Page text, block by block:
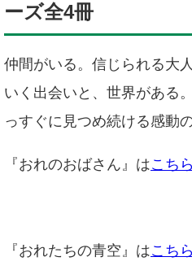
ーズ全4冊
仲間がいる。信じられる大
いく出会いと、世界がある
っすぐに見つめ続ける感動
『おれのおばさん』はこちら
『おれたちの青空』はこちら